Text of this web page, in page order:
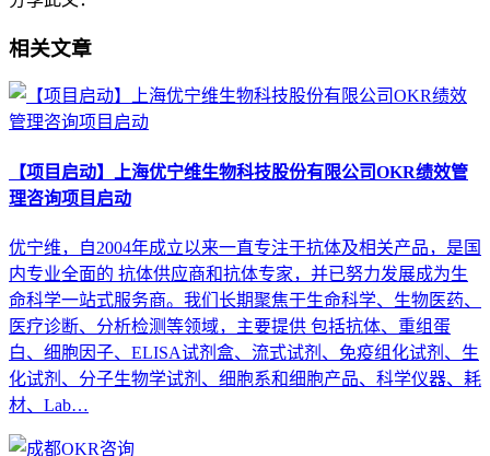
相关文章
【项目启动】上海优宁维生物科技股份有限公司OKR绩效管
理咨询项目启动
优宁维，自2004年成立以来一直专注于抗体及相关产品，是国
内专业全面的 抗体供应商和抗体专家，并已努力发展成为生
命科学一站式服务商。我们长期聚焦于生命科学、生物医药、
医疗诊断、分析检测等领域，主要提供 包括抗体、重组蛋
白、细胞因子、ELISA试剂盒、流式试剂、免疫组化试剂、生
化试剂、分子生物学试剂、细胞系和细胞产品、科学仪器、耗
材、Lab…